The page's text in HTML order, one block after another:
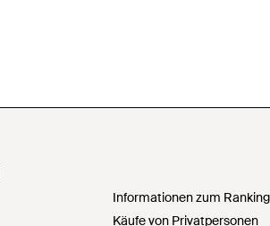
Informationen zum
Käufe von Privatpersonen